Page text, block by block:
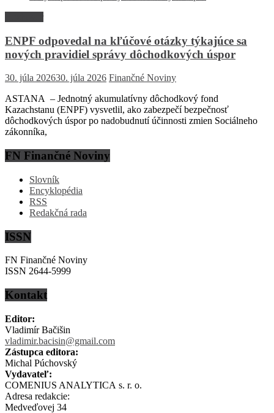
ENPF odpovedal na kľúčové otázky týkajúce sa
nových pravidiel správy dôchodkových úspor
30. júla 202630. júla 2026 Finančné Noviny
ASTANA – Jednotný akumulatívny dôchodkový fond
Kazachstanu (ENPF) vysvetlil, ako zabezpečí bezpečnosť
dôchodkových úspor po nadobudnutí účinnosti zmien Sociálneho
zákonníka,
FN Finančné Noviny
Slovník
Encyklopédia
RSS
Redakčná rada
ISSN
FN Finančné Noviny
ISSN 2644-5999
Kontakt
Editor:
Vladimír Bačišin
vladimir.bacisin@gmail.com
Zástupca editora:
Michal Púchovský
Vydavateľ:
COMENIUS ANALYTICA s. r. o.
Adresa redakcie:
Medveďovej 34